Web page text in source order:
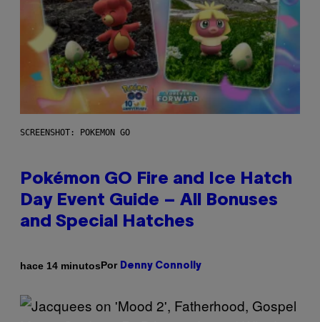
SCREENSHOT: POKEMON GO
Pokémon GO Fire and Ice Hatch
Day Event Guide – All Bonuses
and Special Hatches
hace 14 minutosPor Denny Connolly